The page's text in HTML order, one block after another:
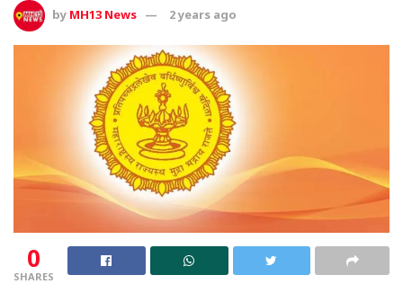
by MH13 News 2 years ago
0
SHARES